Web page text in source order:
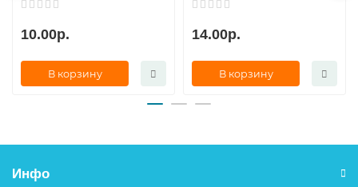
10.00р.
В корзину
14.00р.
В корзину
Инфо